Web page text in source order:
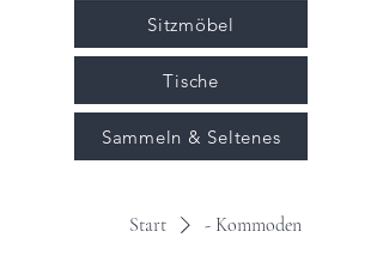
Sitzmöbel
Tische
Sammeln & Seltenes
Start - Kommoden